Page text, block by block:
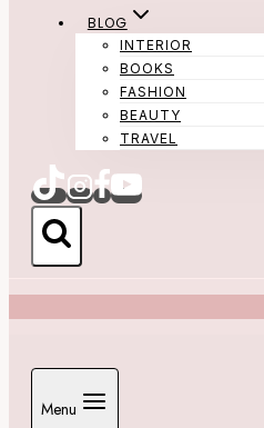
BLOG
INTERIOR
BOOKS
FASHION
BEAUTY
TRAVEL
Menu